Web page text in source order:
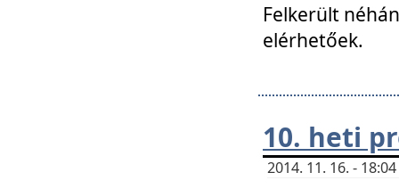
Felkerült
elérhetőek.
10. heti
2014. 11. 16. -